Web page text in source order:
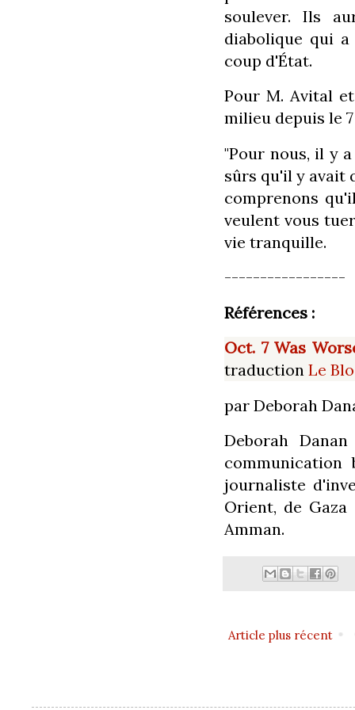
soulever. Ils
diabolique qui
coup d'État.
Pour M. Avital
milieu depuis le
"Pour nous, il y
sûrs qu'il y avait
comprenons
veulent vous
vie tranquille.
-----------------
Références :
Oct. 7 Was
traduction Le
par Deborah
Deborah
journaliste
Orient, de
Amman.
Article plus récent